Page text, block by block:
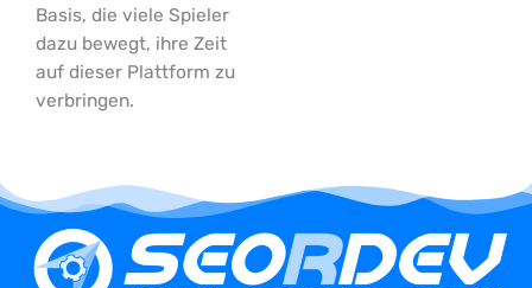
Basis, die viele Spieler
dazu bewegt, ihre Zeit
auf dieser Plattform zu
verbringen.